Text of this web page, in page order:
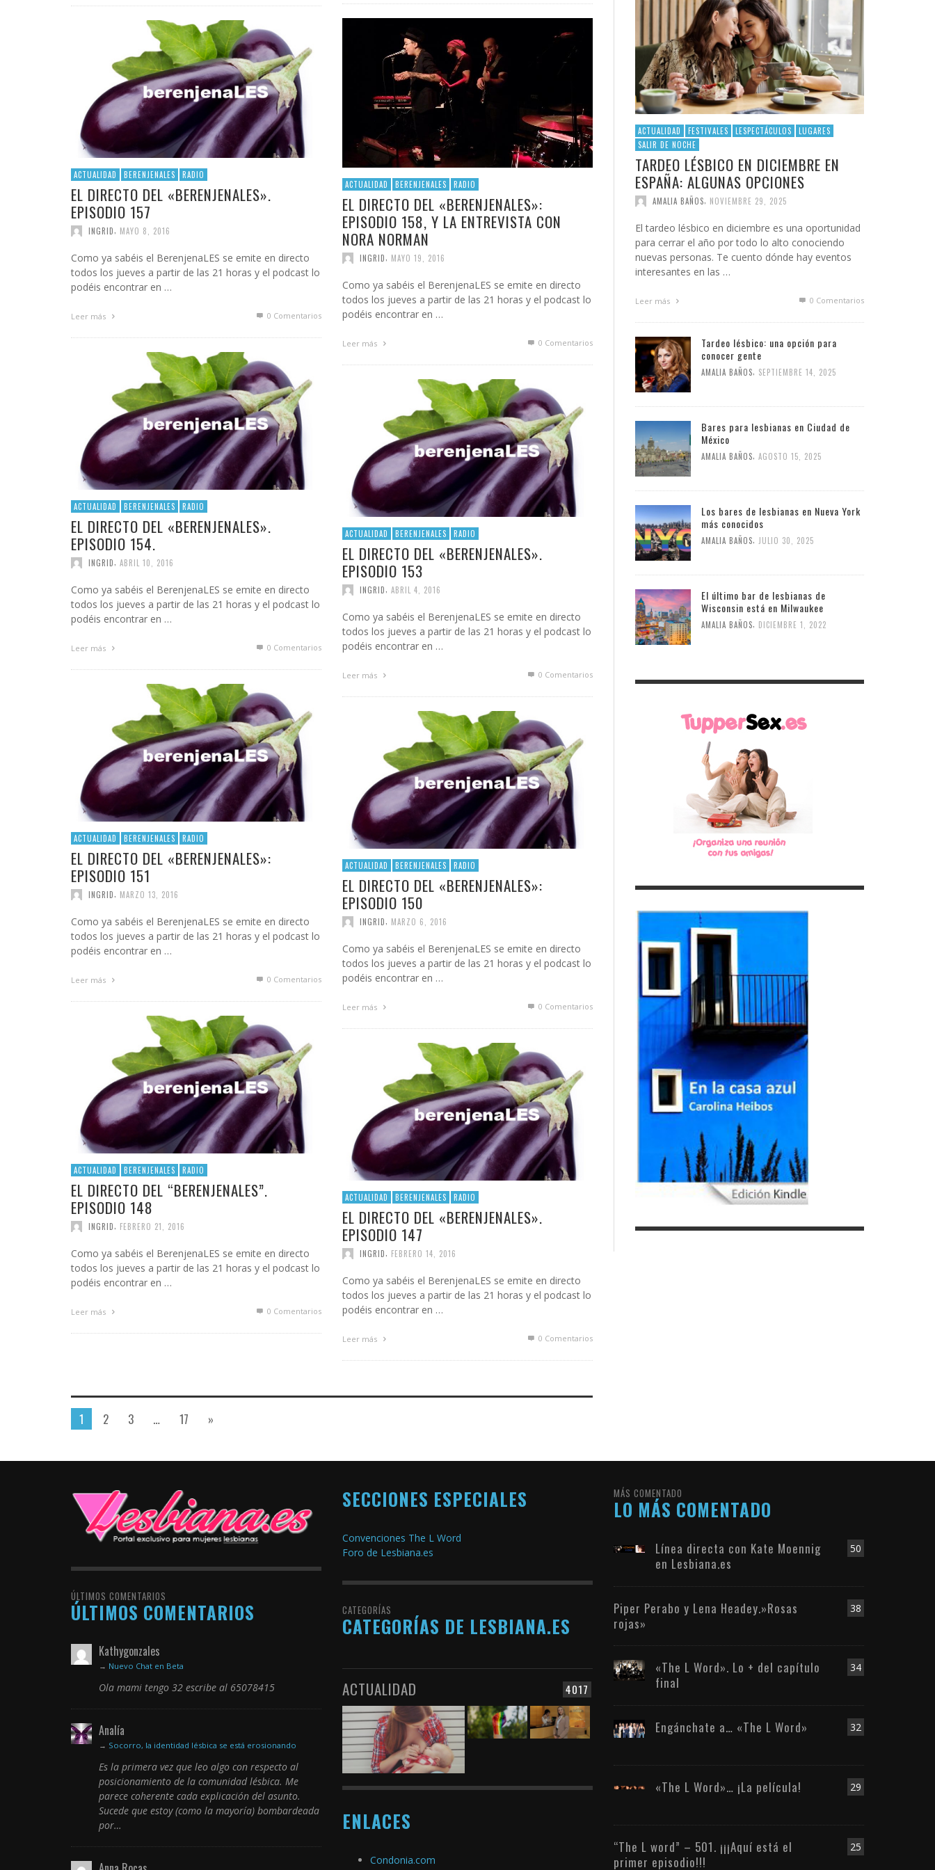
ACTUALIDAD BERENJENALES RADIO
EL DIRECTO DEL «BERENJENALES»:
EPISODIO 158, Y LA ENTREVISTA CON
NORA NORMAN
INGRID, MAYO 19, 2016
Como ya sabéis el BerenjenaLES se emite en directo
todos los jueves a partir de las 21 horas y el podcast lo
podéis encontrar en …
Leer más 0 Comentarios
ACTUALIDAD BERENJENALES RADIO
EL DIRECTO DEL «BERENJENALES».
EPISODIO 157
INGRID MAYO 8, 2016
Como ya sabéis el BerenjenaLES se emite en directo
todos los jueves a partir de las 21 horas y el podcast lo
podéis encontrar en …
Leer más 0 Comentarios
ACTUALIDAD BERENJENALES RADIO
EL DIRECTO DEL «BERENJENALES».
EPISODIO 154.
INGRID ABRIL 10, 2016
Como ya sabéis el BerenjenaLES se emite en directo
todos los jueves a partir de las 21 horas y el podcast lo
podéis encontrar en …
Leer más 0 Comentarios
ACTUALIDAD BERENJENALES RADIO
EL DIRECTO DEL «BERENJENALES».
EPISODIO 153
INGRID ABRIL 4, 2016
Como ya sabéis el BerenjenaLES se emite en directo
todos los jueves a partir de las 21 horas y el podcast lo
podéis encontrar en …
Leer más 0 Comentarios
ACTUALIDAD BERENJENALES RADIO
EL DIRECTO DEL «BERENJENALES»:
EPISODIO 151
INGRID MARZO 13, 2016
Como ya sabéis el BerenjenaLES se emite en directo
todos los jueves a partir de las 21 horas y el podcast lo
podéis encontrar en …
Leer más 0 Comentarios
ACTUALIDAD BERENJENALES RADIO
EL DIRECTO DEL «BERENJENALES»:
EPISODIO 150
INGRID MARZO 6, 2016
Como ya sabéis el BerenjenaLES se emite en directo
todos los jueves a partir de las 21 horas y el podcast lo
podéis encontrar en …
Leer más 0 Comentarios
ACTUALIDAD BERENJENALES RADIO
EL DIRECTO DEL “BERENJENALES”.
EPISODIO 148
INGRID FEBRERO 21, 2016
Como ya sabéis el BerenjenaLES se emite en directo
todos los jueves a partir de las 21 horas y el podcast lo
podéis encontrar en …
Leer más 0 Comentarios
ACTUALIDAD BERENJENALES RADIO
EL DIRECTO DEL «BERENJENALES».
EPISODIO 147
INGRID FEBRERO 14, 2016
Como ya sabéis el BerenjenaLES se emite en directo
todos los jueves a partir de las 21 horas y el podcast lo
podéis encontrar en …
Leer más 0 Comentarios
1 2 3 … 17 »
ACTUALIDAD FESTIVALES LESPECTÁCULOS
LUGARES
SALIR DE NOCHE
TARDEO LÉSBICO EN DICIEMBRE EN
ESPAÑA: ALGUNAS OPCIONES
AMALIA BAÑOS, NOVIEMBRE 29, 2025
El tardeo lésbico en diciembre es una oportunidad
para cerrar el año por todo lo alto conociendo
nuevas personas. Te cuento dónde hay eventos
interesantes en las …
Leer más 0 Comentarios
Tardeo lésbico: una opción para
conocer gente
AMALIA BAÑOS SEPTIEMBRE 14, 2025
Bares para lesbianas en Ciudad de
México
AMALIA BAÑOS AGOSTO 15, 2025
Los bares de lesbianas en Nueva York
más conocidos
AMALIA BAÑOS JULIO 30, 2025
El último bar de lesbianas de
Wisconsin está en Milwaukee
AMALIA BAÑOS DICIEMBRE 1, 2022
ÚLTIMOS COMENTARIOS
ÚLTIMOS COMENTARIOS
Kathygonzales
→ Nuevo Chat en Beta
Ola mami tengo 32 escribe al 65078415
Analía
→ Socorro, la identidad lésbica se está erosionando
Es la primera vez que leo algo con respecto al
posicionamiento de la comunidad lésbica. Me
parece coherente cada explicación del asunto.
Sucede que estoy (como la mayoría) bombardeada
por…
SECCIONES ESPECIALES
Convenciones The L Word
Foro de Lesbiana.es
CATEGORÍAS
CATEGORÍAS DE LESBIANA.ES
4017
ACTUALIDAD
ENLACES
Condonia.com
MÁS COMENTADO
LO MÁS COMENTADO
50
Línea directa con Kate Moennig
en Lesbiana.es
38
Piper Perabo y Lena Headey.»Rosas
rojas»
34
«The L Word». Lo + del capítulo
final
32
Engánchate a… «The L Word»
29
«The L Word»… ¡La película!
25
“The L word” – 501. ¡¡¡Aquí está el
primer episodio!!!